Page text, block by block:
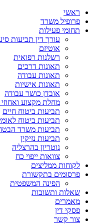
ראשי
פרופיל משרד
תחומי פעילות
עורך דין תביעות
אוטיזם
רשלנות רפואית
תאונות דרכים
תאונות עבודה
תאונות אישיות
אובדן כושר עבודה
מחלת מקצוע ואחוזי
תביעות ביטוח חיים
תביעות ביטוח
תביעות משרד
תביעות נזיקין
נוטריון בהרצליה
צוואות ייפוי כח
לקוחות ממליצים
פרסומים בתקשורת
הפינה המשפטית
שאלות ותשובות
מאמרים
פסקי דין
צור קשר